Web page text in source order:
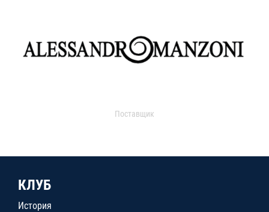
Поставщик
КЛУБ
История